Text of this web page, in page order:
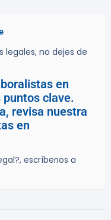
legales, no dejes de
en
clave.
revisa nuestra
en
escríbenos a